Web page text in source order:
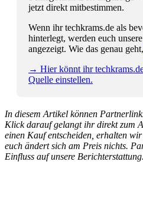
jetzt direkt mitbestimmen.
Wenn ihr techkrams.de als
hinterlegt, werden euch
angezeigt. Wie das genau geht,
→ Hier könnt ihr
Quelle einstellen.
In diesem Artikel können
Klick darauf gelangt ihr direkt zum
einen Kauf entscheiden, erhalten
euch ändert sich am Preis nichts.
Einfluss auf unsere Berichterstattung.